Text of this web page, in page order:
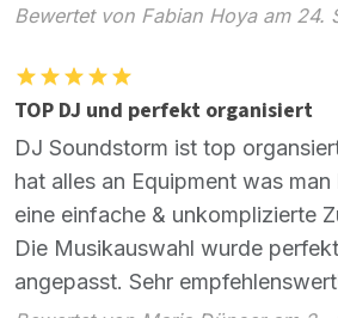
Bewertet von Fabian Hoya am 24.
TOP DJ und perfekt organisiert
DJ Soundstorm ist top
hat alles an Equipment was
eine einfache & unkomplizierte
Die Musikauswahl wurde
angepasst. Sehr